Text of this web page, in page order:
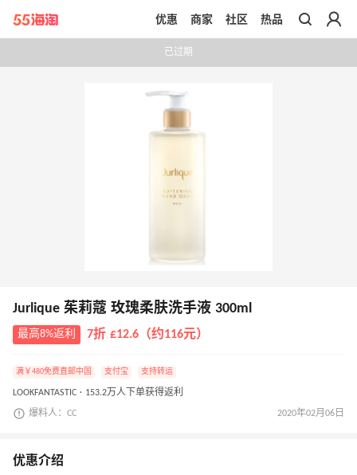
带你去官网买正品
优惠 商家 社区 热品
已过期
Jurlique 茱莉蔻 玫瑰柔肤洗手液 300ml
最高8%返利 7折 £12.6（约116元）
满￥480免费直邮中国 支付宝 支持转运
LOOKFANTASTIC · 153.2万人下单获得返利
爆料人：CC 2020年02月06日
优惠介绍